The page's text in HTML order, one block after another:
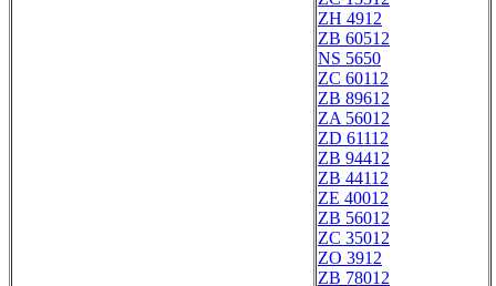
ZH 4912
ZB 60512
NS 5650
ZC 60112
ZB 89612
ZA 56012
ZD 61112
ZB 94412
ZB 44112
ZE 40012
ZB 56012
ZC 35012
ZO 3912
ZB 78012